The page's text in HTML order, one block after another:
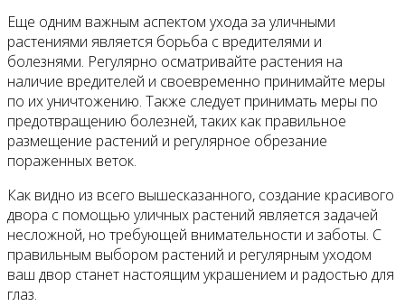
Еще одним важным аспектом ухода за уличными
растениями является борьба с вредителями и
болезнями. Регулярно осматривайте растения на
наличие вредителей и своевременно принимайте меры
по их уничтожению. Также следует принимать меры по
предотвращению болезней, таких как правильное
размещение растений и регулярное обрезание
пораженных веток.
Как видно из всего вышесказанного, создание красивого
двора с помощью уличных растений является задачей
несложной, но требующей внимательности и заботы. С
правильным выбором растений и регулярным уходом
ваш двор станет настоящим украшением и радостью для
глаз.